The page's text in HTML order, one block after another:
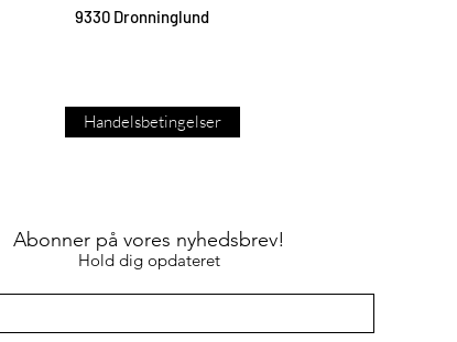
9330 Dronninglund
Handelsbetingelser
Abonner på vores nyhedsbrev!
Hold dig opdateret